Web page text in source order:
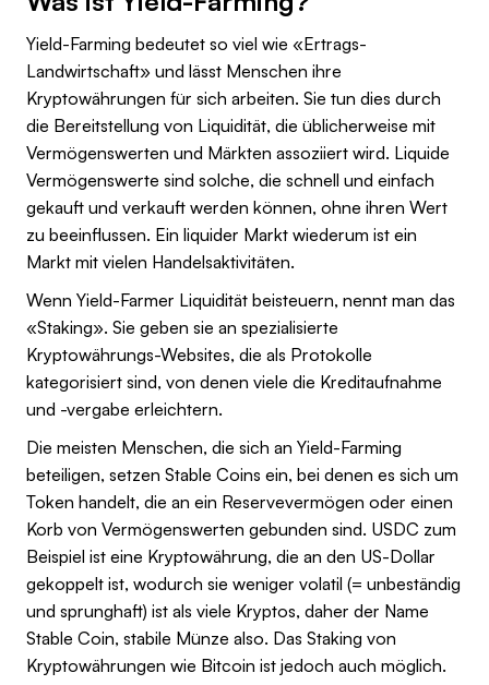
Yield-Farming bedeutet so viel wie «Ertrags-
Landwirtschaft» und lässt Menschen ihre
Kryptowährungen für sich arbeiten. Sie tun dies durch
die Bereitstellung von Liquidität, die üblicherweise mit
Vermögenswerten und Märkten assoziiert wird. Liquide
Vermögenswerte sind solche, die schnell und einfach
gekauft und verkauft werden können, ohne ihren Wert
zu beeinflussen. Ein liquider Markt wiederum ist ein
Markt mit vielen Handelsaktivitäten.
Wenn Yield-Farmer Liquidität beisteuern, nennt man das
«Staking». Sie geben sie an spezialisierte
Kryptowährungs-Websites, die als Protokolle
kategorisiert sind, von denen viele die Kreditaufnahme
und -vergabe erleichtern.
Die meisten Menschen, die sich an Yield-Farming
beteiligen, setzen Stable Coins ein, bei denen es sich um
Token handelt, die an ein Reservevermögen oder einen
Korb von Vermögenswerten gebunden sind. USDC zum
Beispiel ist eine Kryptowährung, die an den US-Dollar
gekoppelt ist, wodurch sie weniger volatil (= unbeständig
und sprunghaft) ist als viele Kryptos, daher der Name
Stable Coin, stabile Münze also. Das Staking von
Kryptowährungen wie Bitcoin ist jedoch auch möglich.